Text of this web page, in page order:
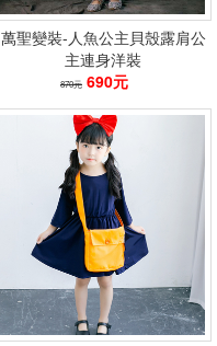
萬聖變裝-人魚公主貝殼露肩公
主連身洋裝
870元 690元